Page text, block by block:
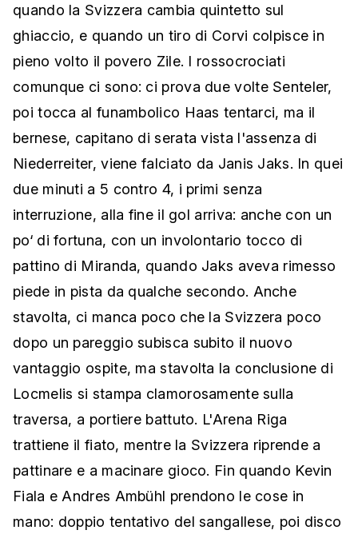
quando la Svizzera cambia quintetto sul
ghiaccio, e quando un tiro di Corvi colpisce in
pieno volto il povero Zile. I rossocrociati
comunque ci sono: ci prova due volte Senteler,
poi tocca al funambolico Haas tentarci, ma il
bernese, capitano di serata vista l'assenza di
Niederreiter, viene falciato da Janis Jaks. In quei
due minuti a 5 contro 4, i primi senza
interruzione, alla fine il gol arriva: anche con un
po‘ di fortuna, con un involontario tocco di
pattino di Miranda, quando Jaks aveva rimesso
piede in pista da qualche secondo. Anche
stavolta, ci manca poco che la Svizzera poco
dopo un pareggio subisca subito il nuovo
vantaggio ospite, ma stavolta la conclusione di
Locmelis si stampa clamorosamente sulla
traversa, a portiere battuto. L'Arena Riga
trattiene il fiato, mentre la Svizzera riprende a
pattinare e a macinare gioco. Fin quando Kevin
Fiala e Andres Ambühl prendono le cose in
mano: doppio tentativo del sangallese, poi disco